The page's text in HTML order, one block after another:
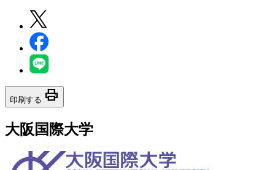
印刷する print
大阪国際大学